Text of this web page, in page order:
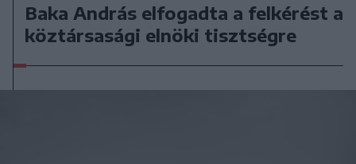
Baka András elfogadta a felkérést a
köztársasági elnöki tisztségre